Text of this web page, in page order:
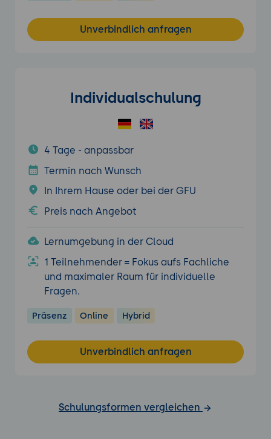
Unverbindlich anfragen
Individualschulung
4 Tage - anpassbar
Termin nach Wunsch
In Ihrem Hause oder bei der GFU
Preis nach Angebot
Lernumgebung in der Cloud
1 Teilnehmender = Fokus aufs Fachliche
und maximaler Raum für individuelle
Fragen.
Präsenz Online Hybrid
Unverbindlich anfragen
Schulungsformen vergleichen